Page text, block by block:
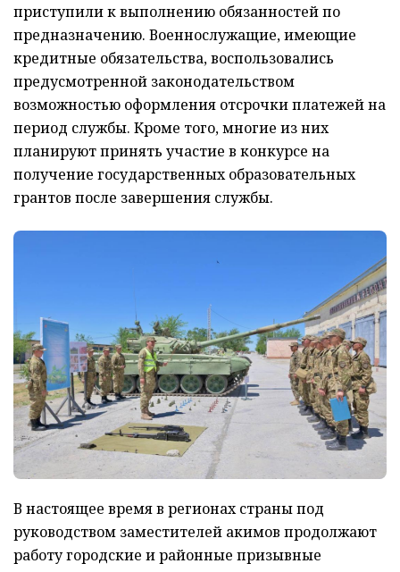
приступили к выполнению обязанностей по
предназначению. Военнослужащие, имеющие
кредитные обязательства, воспользовались
предусмотренной законодательством
возможностью оформления отсрочки платежей на
период службы. Кроме того, многие из них
планируют принять участие в конкурсе на
получение государственных образовательных
грантов после завершения службы.
В настоящее время в регионах страны под
руководством заместителей акимов продолжают
работу городские и районные призывные